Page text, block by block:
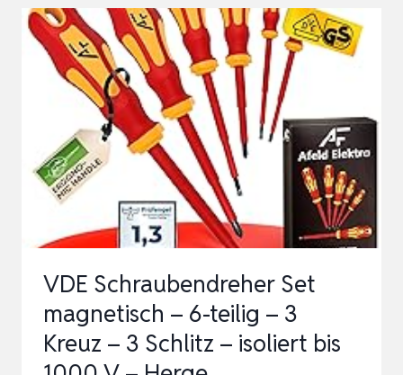
SET
7TLG
–
MAGNETISCHER
SCHRAUBENZIEHER
SATZ
SCHLITZ
UND
VDE Schraubendreher Set
magnetisch – 6-teilig – 3
Kreuz – 3 Schlitz – isoliert bis